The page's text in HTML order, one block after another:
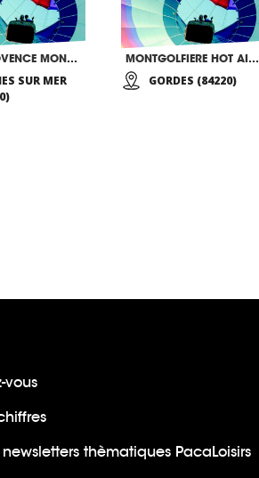
AZUR PROVENCE MONTGOLFIERES
SUR MER
MONTGOLFIERE HOT AIR BALLOONING PROVENCE
GORDES (84220)
vous
thèmatiques PacaLoisirs